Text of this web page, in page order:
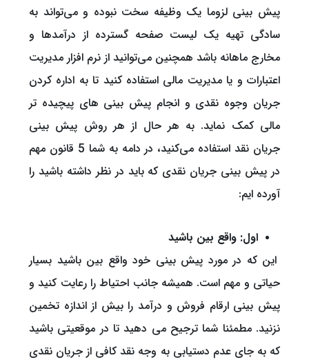
پیش بینی لزوما یک وظیفه سخت نبوده و می‌تواند به
سادگی تهیه یک لیست صفحه گسترده از درآمدها و
مخارج ماهانه باشد همچنین می‌توانید از نرم افزار مدیریت
اعتبارات و یا مدیریت مالی استفاده کنید تا به اداره کردن
جریان وجوه نقدی و انجام پیش بینی های پیچیده تر
مالی کمک نماید. به هر حال از هر روش پیش بینی
جریان نقد استفاده می‌کنید، در دامه به شما 5 قانون مهم
در پیش بینی جریان نقدی که باید در نظر داشته باشید را
آورده ایم:
اول: واقع بین باشید
این که در مورد پیش بینی خود واقع بین باشید بسیار
حیاتی و مهم است. همیشه جانب احتیاط را رعایت کنید و
پیش بینی ارقام فروش و درآمد را بیش از اندازه تخمین
نزنید. مطمئنا شما ترجیح می دهید تا در موقعیتی باشید
که به جای عدم دستیابی به وجه نقد کافی از جریان نقدی